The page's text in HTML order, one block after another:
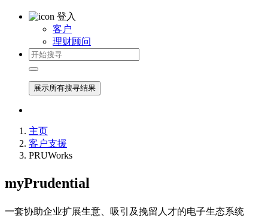
登入
客户
理财顾问
展示所有搜寻结果
主页
客户支援
PRUWorks
myPrudential
一套协助企业扩展生意、吸引及挽留人才的电子生态系统